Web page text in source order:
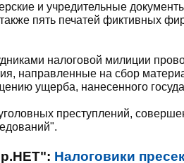
и учредительные
пять печатей фиктивных
налоговой милиции
направленные на сбор
ущерба, нанесенного
преступлений,
Налоговики